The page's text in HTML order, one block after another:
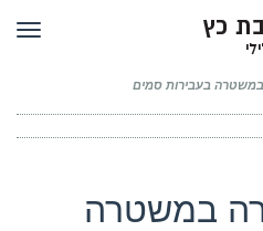
במשטרה בעבירות סמים
במשטרה